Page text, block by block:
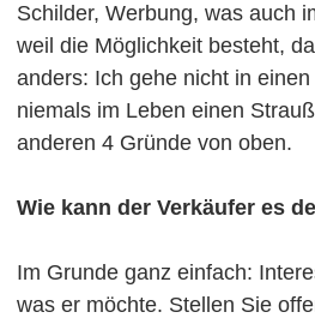
Schilder, Werbung, was auch
weil die Möglichkeit besteht,
anders: Ich gehe nicht in
niemals im Leben einen
anderen 4 Gründe von oben.
Wie kann der Verkäufer es
Im Grunde ganz einfach:
was er möchte. Stellen Sie